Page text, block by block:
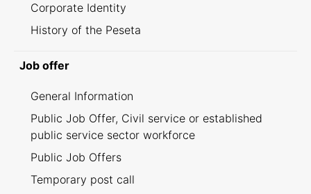
Corporate Identity
History of the Peseta
Job offer
General Information
Public Job Offer, Civil service or established
public service sector workforce
Public Job Offers
Temporary post call